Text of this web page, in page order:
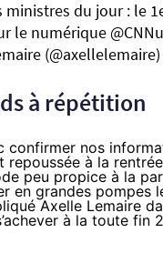
ministres du jour : le
le numérique
(@axellelemaire)
à répétition
confirmer nos
repoussée à la rentrée
peu propice à la
en grandes pompes
Axelle Lemaire
à la toute fin